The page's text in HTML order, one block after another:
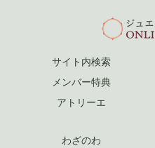
サイト内検索
メンバー特典
アトリーエ
わざのわ